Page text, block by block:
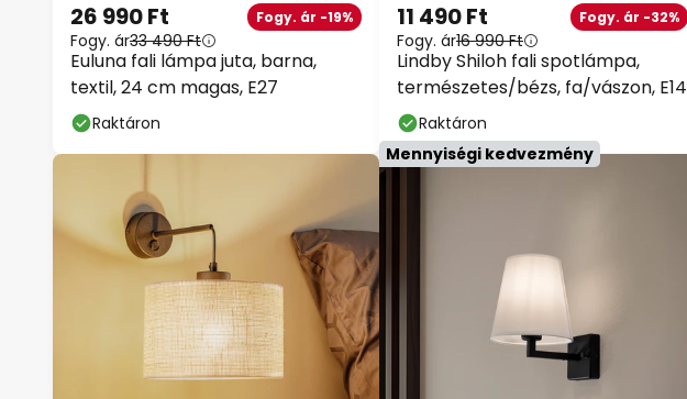
Euluna fali lámpa juta, barna,
textil, 24 cm magas, E27
26 990 Ft Fogy. ár -19%
Fogy. ár33 490 Ft
Raktáron
Lindby Shiloh fali spotlámpa,
természetes/bézs, fa/vászon, E14
11 490 Ft Fogy. ár -32%
Fogy. ár16 990 Ft
Raktáron
Mennyiségi kedvezmény